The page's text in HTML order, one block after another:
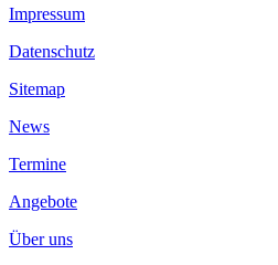
Impressum
Datenschutz
Sitemap
News
Termine
Angebote
Über uns